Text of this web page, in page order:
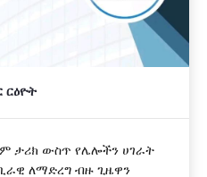
ርዕዮት
ታሪክ ውስጥ የሌሎችን ሀገራት
ለማድረግ ብዙ ጊዜዋን